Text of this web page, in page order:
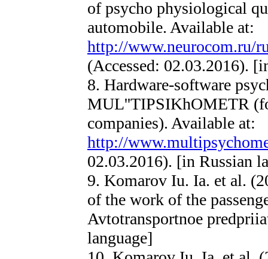
of psycho physiological
automobile. Available at:
http://www.neurocom.ru/
(Accessed: 02.03.2016).
8. Hardware-software
MUL''TIPSIKhOMETR
companies). Available at:
http://
02.03.2016). [in Russian
9. Komarov Iu. Ia. et al.
of the work of the
Avtotransportnoe
language]